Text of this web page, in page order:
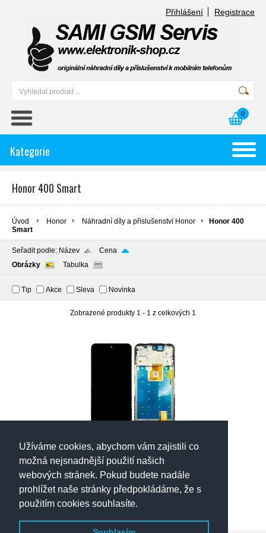
Užíváme cookies, abychom vám zajistili co
možná nejsnadnější použití našich
webových stránek. Pokud budete nadále
prohlížet naše stránky předpokládáme, že s
použitím cookies souhlasíte.
Přihlášení Registrace
0
Kategorie
Honor 400 Smart
Úvod Honor Náhradní díly a příslušenství Honor
Honor 400
Smart
Seřadit podle: Název
Cena
Obrázky
Tabulka
Tip Akce Sleva Novinka
Zobrazené produkty 1 - 1 z celkových 1
Honor X7d 5G, Honor 400
Smart 5G originální LCD
displej + dotyk + přední kryt /
rám (Bulk) - 0235AQSX
hlavní sklad - poslední
kusy
1 190,- Kč
(49,10 EUR)